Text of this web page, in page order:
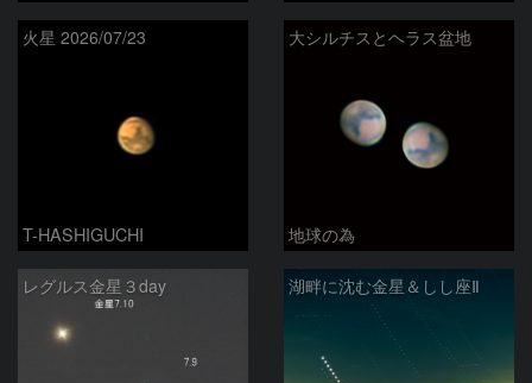
火星 2026/07/23
T-HASHIGUCHI
大シルチスとヘラス盆地
地球の為
レグルス金星３day 湖畔に沈む金星＆しし座Ⅱ